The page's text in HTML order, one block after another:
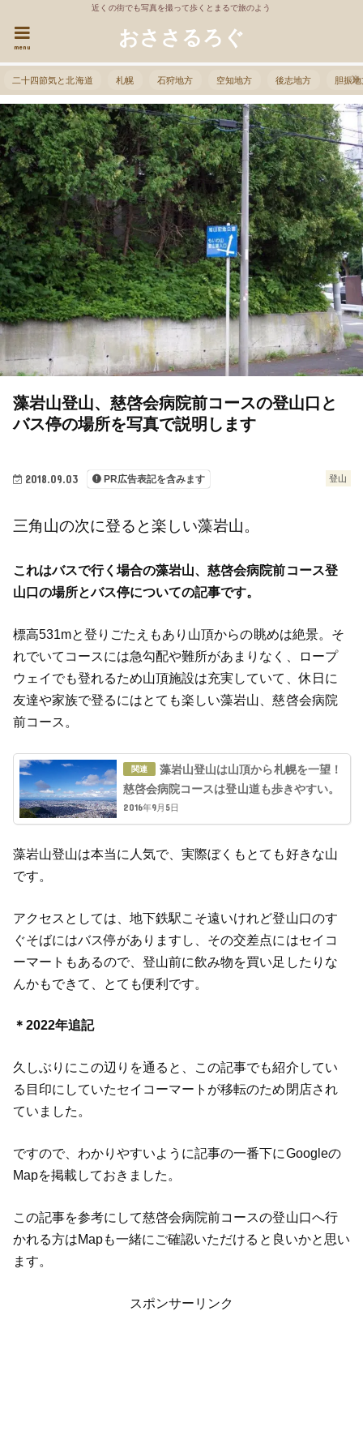
近くの街でも写真を撮って歩くとまるで旅のよう
おささるろぐ
menu
二十四節気と北海道 札幌 石狩地方 空知地方 後志地方 胆振
登山
2018.09.03 PR広告表記を含みます
藻岩山登山、慈啓会病院前コースの登山口と
バス停の場所を写真で説明します
三角山の次に登ると楽しい藻岩山。
これはバスで行く場合の藻岩山、慈啓会病院前コース登
山口の場所とバス停についての記事です。
標高531mと登りごたえもあり山頂からの眺めは絶景。そ
れでいてコースには急勾配や難所があまりなく、ロープ
ウェイでも登れるため山頂施設は充実していて、休日に
友達や家族で登るにはとても楽しい藻岩山、慈啓会病院
前コース。
藻岩山登山は山頂から札幌を一望！
慈啓会病院コースは登山道も歩きやすい。
2016年9月5日
藻岩山登山は本当に人気で、実際ぼくもとても好きな山
です。
アクセスとしては、地下鉄駅こそ遠いけれど登山口のす
ぐそばにはバス停がありますし、その交差点にはセイコ
ーマートもあるので、登山前に飲み物を買い足したりな
んかもできて、とても便利です。
＊2022年追記
久しぶりにこの辺りを通ると、この記事でも紹介してい
る目印にしていたセイコーマートが移転のため閉店され
ていました。
ですので、わかりやすいように記事の一番下にGoogleの
Mapを掲載しておきました。
この記事を参考にして慈啓会病院前コースの登山口へ行
かれる方はMapも一緒にご確認いただけると良いかと思い
ます。
スポンサーリンク